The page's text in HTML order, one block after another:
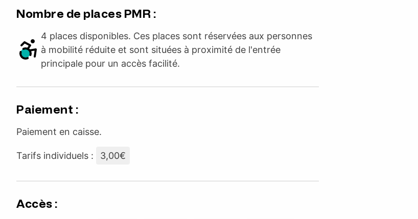
Nombre de places PMR :
4 places disponibles. Ces places sont réservées aux personnes
à mobilité réduite et sont situées à proximité de l'entrée
principale pour un accès facilité.
Paiement :
Paiement en caisse.
Tarifs individuels : 3,00€
Accès :